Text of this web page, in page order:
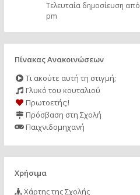
Τελευταία δημοσίευση από
pm
Πίνακας Ανακοινώσεων
Τι ακούτε αυτή τη στιγμή;
Γλυκό του κουταλιού
Πρωτοετής;!
Πρόσβαση στη Σχολή
Παιχνιδομηχανή
Χρήσιμα
Χάρτης της Σχολής